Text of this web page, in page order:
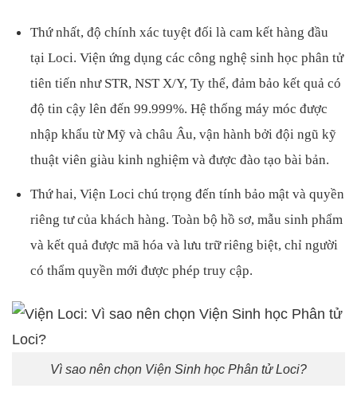
Thứ nhất, độ chính xác tuyệt đối là cam kết hàng đầu
tại Loci. Viện ứng dụng các công nghệ sinh học phân tử
tiên tiến như STR, NST X/Y, Ty thể, đảm bảo kết quả có
độ tin cậy lên đến 99.999%. Hệ thống máy móc được
nhập khẩu từ Mỹ và châu Âu, vận hành bởi đội ngũ kỹ
thuật viên giàu kinh nghiệm và được đào tạo bài bản.
Thứ hai, Viện Loci chú trọng đến tính bảo mật và quyền
riêng tư của khách hàng. Toàn bộ hồ sơ, mẫu sinh phẩm
và kết quả được mã hóa và lưu trữ riêng biệt, chỉ người
có thẩm quyền mới được phép truy cập.
Vì sao nên chọn Viện Sinh học Phân tử Loci?